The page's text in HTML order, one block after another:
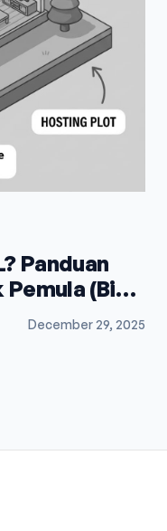
Panduan
(Biar
December 29, 2025